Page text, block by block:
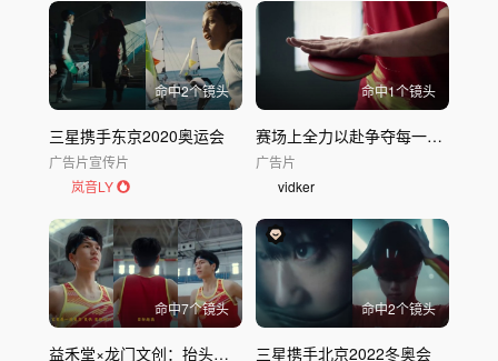
命中2个镜头
三星携手东京2020奥运会
广告片宣传片
岚音LY
命中1个镜头
赛场上全力以赴争夺每一个冠军，不辜负每一份热爱。
广告片
vidker
命中7个镜头
益禾堂×龙门文创：抬头吧，龙的传人
命中2个镜头
三星携手北京2022冬奥会